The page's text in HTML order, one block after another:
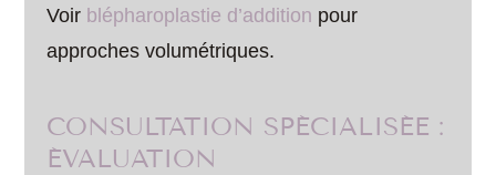
Voir blépharoplastie d’addition pour
approches volumétriques.
CONSULTATION SPÉCIALISÉE :
ÉVALUATION